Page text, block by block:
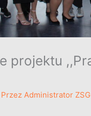
projektu
Administrator ZSG